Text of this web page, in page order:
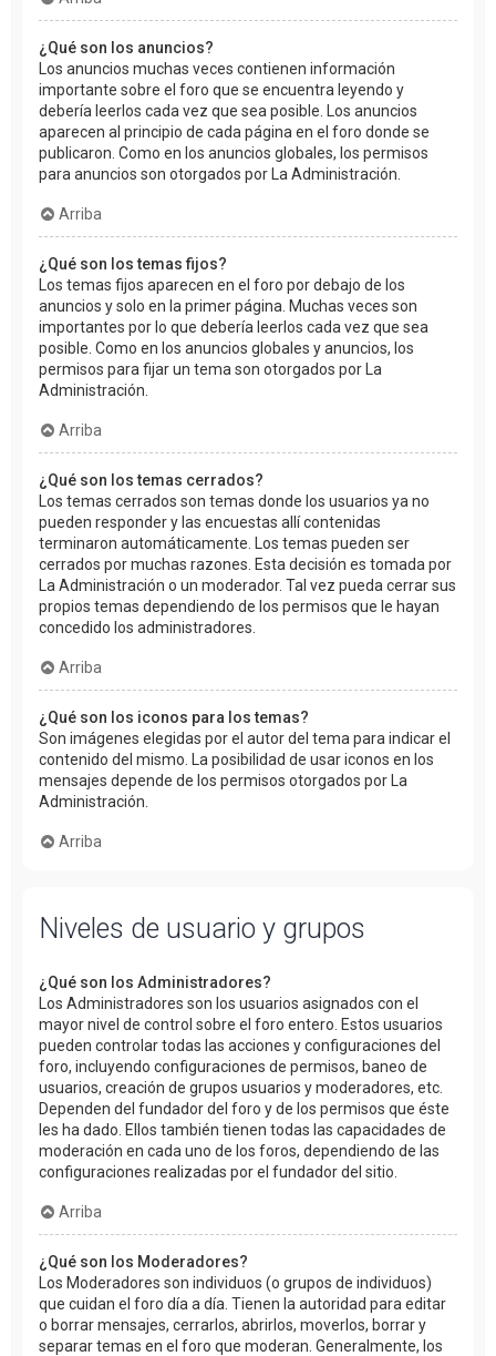
¿Qué son los anuncios?
Los anuncios muchas veces contienen información
importante sobre el foro que se encuentra leyendo y
debería leerlos cada vez que sea posible. Los anuncios
aparecen al principio de cada página en el foro donde se
publicaron. Como en los anuncios globales, los permisos
para anuncios son otorgados por La Administración.
Arriba
¿Qué son los temas fijos?
Los temas fijos aparecen en el foro por debajo de los
anuncios y solo en la primer página. Muchas veces son
importantes por lo que debería leerlos cada vez que sea
posible. Como en los anuncios globales y anuncios, los
permisos para fijar un tema son otorgados por La
Administración.
Arriba
¿Qué son los temas cerrados?
Los temas cerrados son temas donde los usuarios ya no
pueden responder y las encuestas allí contenidas
terminaron automáticamente. Los temas pueden ser
cerrados por muchas razones. Esta decisión es tomada por
La Administración o un moderador. Tal vez pueda cerrar sus
propios temas dependiendo de los permisos que le hayan
concedido los administradores.
Arriba
¿Qué son los iconos para los temas?
Son imágenes elegidas por el autor del tema para indicar el
contenido del mismo. La posibilidad de usar iconos en los
mensajes depende de los permisos otorgados por La
Administración.
Arriba
Niveles de usuario y grupos
¿Qué son los Administradores?
Los Administradores son los usuarios asignados con el
mayor nivel de control sobre el foro entero. Estos usuarios
pueden controlar todas las acciones y configuraciones del
foro, incluyendo configuraciones de permisos, baneo de
usuarios, creación de grupos usuarios y moderadores, etc.
Dependen del fundador del foro y de los permisos que éste
les ha dado. Ellos también tienen todas las capacidades de
moderación en cada uno de los foros, dependiendo de las
configuraciones realizadas por el fundador del sitio.
Arriba
¿Qué son los Moderadores?
Los Moderadores son individuos (o grupos de individuos)
que cuidan el foro día a día. Tienen la autoridad para editar
o borrar mensajes, cerrarlos, abrirlos, moverlos, borrar y
separar temas en el foro que moderan. Generalmente, los